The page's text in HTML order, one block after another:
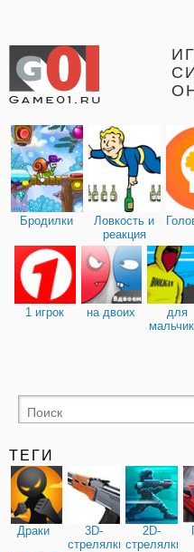
Бродилки
Ловкость и
реакция
1 игрок на двоих
для
ТЕГИ
Драки
3D-
стрелялки
2D-
стрелялки